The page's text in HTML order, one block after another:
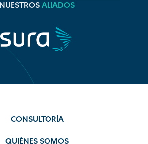
NUESTROS ALIADOS
CONSULTORÍA
QUIÉNES SOMOS